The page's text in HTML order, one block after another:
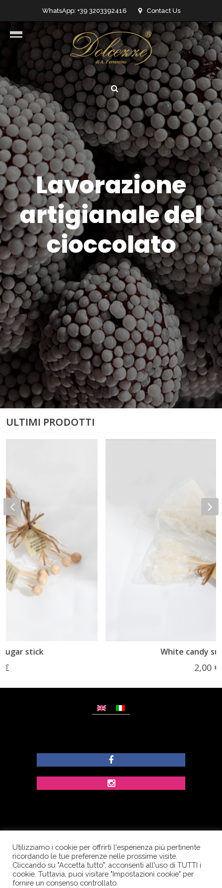
WhatsApp: +39 3203392416 Contact Us
info@dolcezzedicioccolato.it
Lavorazione
artigianale del
cioccolato
ULTIMI PRODOTTI
White candy sugar stick
© Copyright Dolcezze di Ferrentino A. - P.IVA
IT02609400656 - Tutti i diritti riservati.
Corso Palatucci, 65 - 84013 Cava de’ Tirreni (SA) -
Utilizziamo i cookie per offrirti l'esperienza più pertinente
ricordando le tue preferenze nelle prossime visite.
Cliccando su "Accetta tutto", acconsenti all'uso di TUTTI i
cookie. Tuttavia, puoi visitare "Impostazioni cookie" per
fornire un consenso controllato.